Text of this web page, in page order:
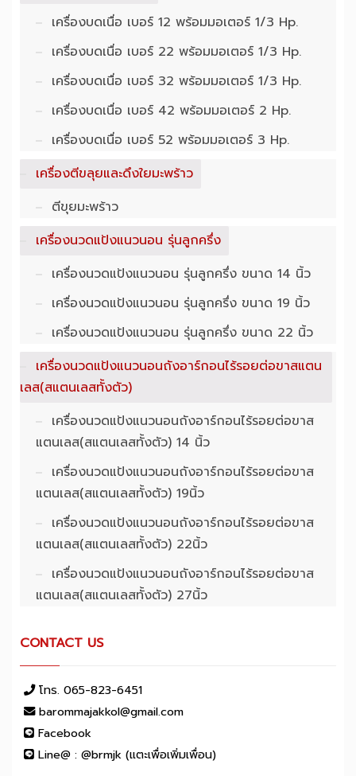
เครื่องบดเนื่อ เบอร์ 12 พร้อมมอเตอร์ 1/3 Hp.
เครื่องบดเนื่อ เบอร์ 22 พร้อมมอเตอร์ 1/3 Hp.
เครื่องบดเนื่อ เบอร์ 32 พร้อมมอเตอร์ 1/3 Hp.
เครื่องบดเนื่อ เบอร์ 42 พร้อมมอเตอร์ 2 Hp.
เครื่องบดเนื่อ เบอร์ 52 พร้อมมอเตอร์ 3 Hp.
เครื่องตีขลุยและดึงใยมะพร้าว
ตีขุยมะพร้าว
เครื่องนวดแป้งแนวนอน รุ่นลูกครึ่ง
เครื่องนวดแป้งแนวนอน รุ่นลูกครึ่ง ขนาด 14 นิ้ว
เครื่องนวดแป้งแนวนอน รุ่นลูกครึ่ง ขนาด 19 นิ้ว
เครื่องนวดแป้งแนวนอน รุ่นลูกครึ่ง ขนาด 22 นิ้ว
เครื่องนวดแป้งแนวนอนถังอาร์กอนไร้รอยต่อขาสแตน
เลส(สแตนเลสทั้งตัว)
เครื่องนวดแป้งแนวนอนถังอาร์กอนไร้รอยต่อขาส
แตนเลส(สแตนเลสทั้งตัว) 14 นิ้ว
เครื่องนวดแป้งแนวนอนถังอาร์กอนไร้รอยต่อขาส
แตนเลส(สแตนเลสทั้งตัว) 19นิ้ว
เครื่องนวดแป้งแนวนอนถังอาร์กอนไร้รอยต่อขาส
แตนเลส(สแตนเลสทั้งตัว) 22นิ้ว
เครื่องนวดแป้งแนวนอนถังอาร์กอนไร้รอยต่อขาส
แตนเลส(สแตนเลสทั้งตัว) 27นิ้ว
CONTACT US
โทร. 065-823-6451
barommajakkol@gmail.com
Facebook
Line@ : @brmjk (แตะเพื่อเพิ่มเพื่อน)